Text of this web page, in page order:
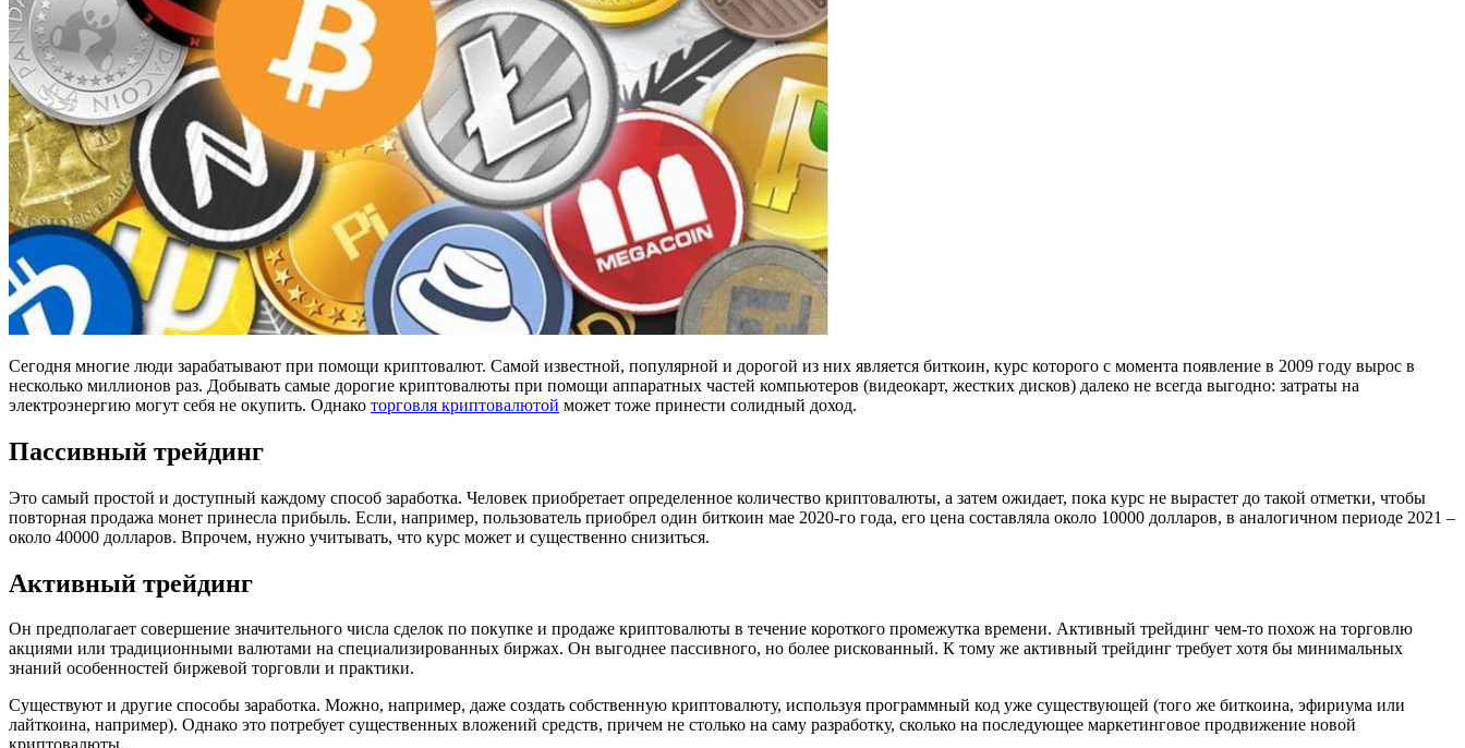
Сегодня многие люди зарабатывают при помощи криптовалют. Самой известной, популярной и дорогой из них является биткоин, курс которого с момента появление в 2009 году вырос в
несколько миллионов раз. Добывать самые дорогие криптовалюты при помощи аппаратных частей компьютеров (видеокарт, жестких дисков) далеко не всегда выгодно: затраты на
электроэнергию могут себя не окупить. Однако торговля криптовалютой может тоже принести солидный доход.
Пассивный трейдинг
Это самый простой и доступный каждому способ заработка. Человек приобретает определенное количество криптовалюты, а затем ожидает, пока курс не вырастет до такой отметки, чтобы
повторная продажа монет принесла прибыль. Если, например, пользователь приобрел один биткоин мае 2020-го года, его цена составляла около 10000 долларов, в аналогичном периоде 2021 –
около 40000 долларов. Впрочем, нужно учитывать, что курс может и существенно снизиться.
Активный трейдинг
Он предполагает совершение значительного числа сделок по покупке и продаже криптовалюты в течение короткого промежутка времени. Активный трейдинг чем-то похож на торговлю
акциями или традиционными валютами на специализированных биржах. Он выгоднее пассивного, но более рискованный. К тому же активный трейдинг требует хотя бы минимальных
знаний особенностей биржевой торговли и практики.
Существуют и другие способы заработка. Можно, например, даже создать собственную криптовалюту, используя программный код уже существующей (того же биткоина, эфириума или
лайткоина, например). Однако это потребует существенных вложений средств, причем не столько на саму разработку, сколько на последующее маркетинговое продвижение новой